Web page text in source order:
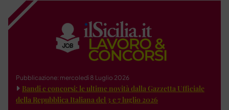
Pubblicazione: mercoledì 8 Luglio 2026
Bandi e concorsi: le ultime novità dalla Gazzetta Ufficiale
della Repubblica Italiana del 3 e 7 luglio 2026